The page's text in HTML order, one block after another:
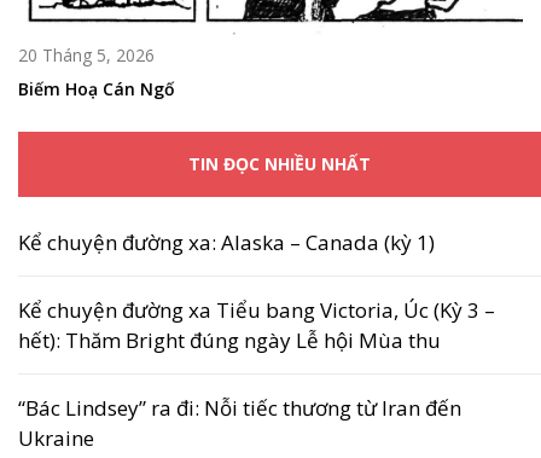
20 Tháng 5, 2026
Biếm Hoạ Cán Ngố
TIN ĐỌC NHIỀU NHẤT
Kể chuyện đường xa: Alaska – Canada (kỳ 1)
Kể chuyện đường xa Tiểu bang Victoria, Úc (Kỳ 3 –
hết): Thăm Bright đúng ngày Lễ hội Mùa thu
“Bác Lindsey” ra đi: Nỗi tiếc thương từ Iran đến
Ukraine